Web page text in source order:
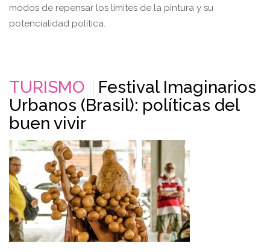
modos de repensar los límites de la pintura y su
potencialidad política.
TURISMO
Festival Imaginarios
Urbanos (Brasil): políticas del
buen vivir